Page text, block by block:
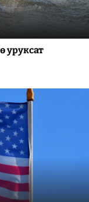
уруксат